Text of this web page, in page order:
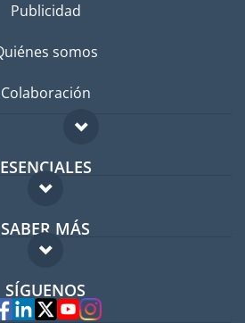
Publicidad
somos
Colaboración
ESENCIALES
para expatriados
para expatriados
en el extranjero
SABER MÁS
FAQ
Expertos
SÍGUENOS